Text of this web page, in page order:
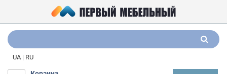
UA | RU